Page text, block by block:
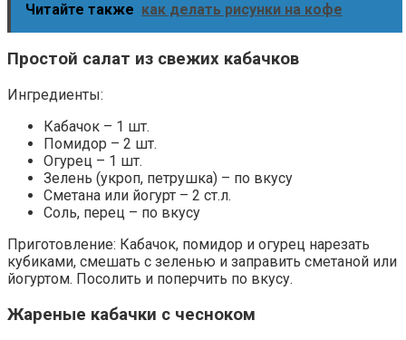
Читайте также как делать рисунки на кофе
Простой салат из свежих кабачков
Ингредиенты:
Кабачок – 1 шт.
Помидор – 2 шт.
Огурец – 1 шт.
Зелень (укроп, петрушка) – по вкусу
Сметана или йогурт – 2 ст.л.
Соль, перец – по вкусу
Приготовление: Кабачок, помидор и огурец нарезать
кубиками, смешать с зеленью и заправить сметаной или
йогуртом. Посолить и поперчить по вкусу.
Жареные кабачки с чесноком